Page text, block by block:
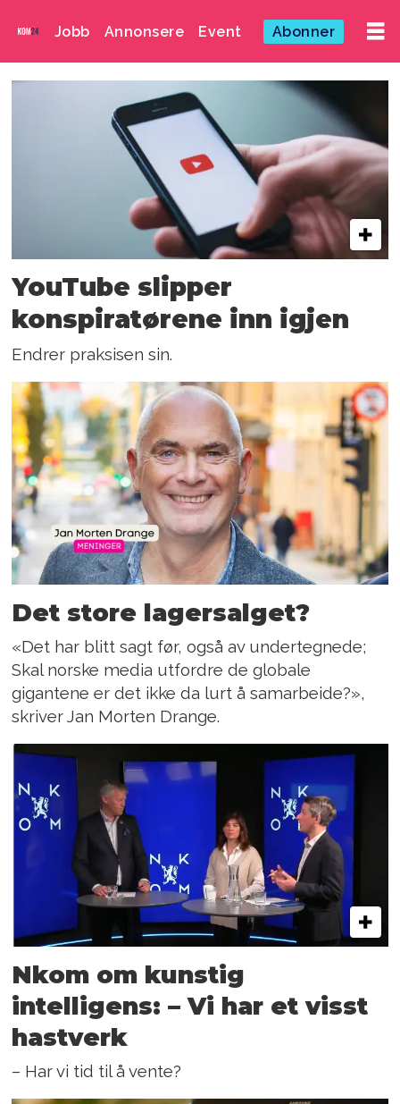
Jobb Annonsere Event Abonner
Emne:
alphabet
YouTube slipper
konspiratørene inn igjen
Endrer praksisen sin.
Det store lagersalget?
«Det har blitt sagt før, også av undertegnede;
Skal norske media utfordre de globale
gigantene er det ikke da lurt å samarbeide?»,
skriver Jan Morten Drange.
Nkom om kunstig
intelligens: – Vi har et visst
hastverk
– Har vi tid til å vente?